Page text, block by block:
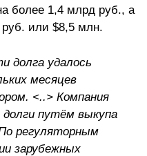
более 1,4 млрд руб., а
руб. или $8,5 млн.
долга удалось
месяцев
<..> Компания
долги путём выкупа
регуляторным
зарубежных